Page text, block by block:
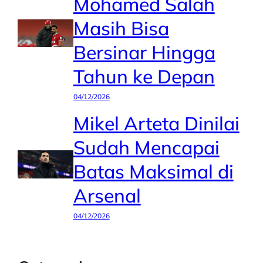
Masih Bisa
Bersinar Hingga
Tahun ke Depan
04/12/2026
Mikel Arteta Dinilai
Sudah Mencapai
Batas Maksimal di
Arsenal
04/12/2026